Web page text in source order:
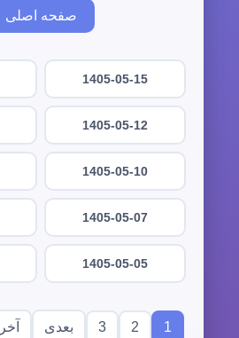
صفحه اصلی
1405-05-15
1405-05-12
1405-05-10
1405-05-07
1405-05-05
1
2
3 بعدی آخر